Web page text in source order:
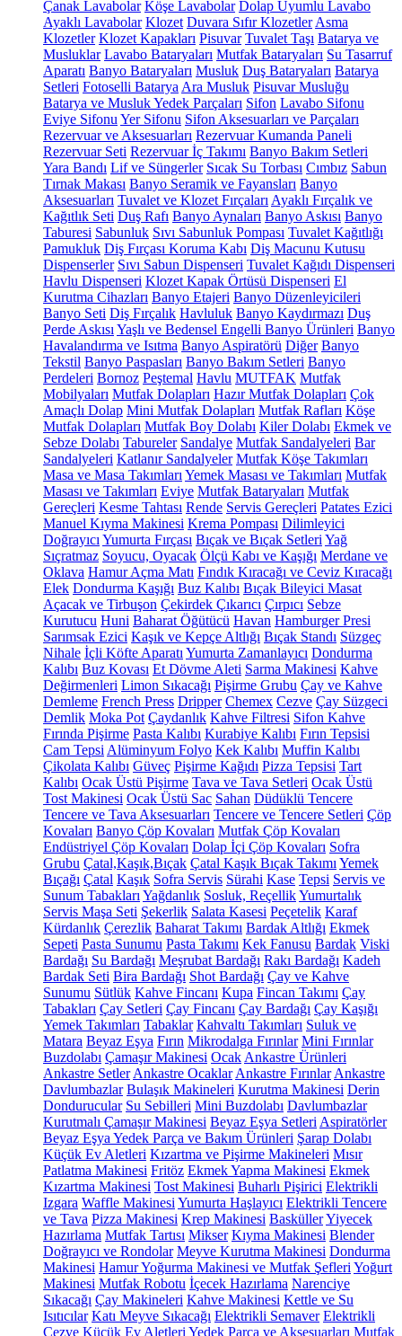
Çanak Lavabolar Köşe Lavabolar Dolap Uyumlu Lavabo
Ayaklı Lavabolar Klozet Duvara Sıfır Klozetler Asma
Klozetler Klozet Kapakları Pisuvar Tuvalet Taşı Batarya ve
Musluklar Lavabo Bataryaları Mutfak Bataryaları Su Tasarruf
Aparatı Banyo Bataryaları Musluk Duş Bataryaları Batarya
Setleri Fotoselli Batarya Ara Musluk Pisuvar Musluğu
Batarya ve Musluk Yedek Parçaları Sifon Lavabo Sifonu
Eviye Sifonu Yer Sifonu Sifon Aksesuarları ve Parçaları
Rezervuar ve Aksesuarları Rezervuar Kumanda Paneli
Rezervuar Seti Rezervuar İç Takımı Banyo Bakım Setleri
Yara Bandı Lif ve Süngerler Sıcak Su Torbası Cımbız Sabun
Tırnak Makası Banyo Seramik ve Fayansları Banyo
Aksesuarları Tuvalet ve Klozet Fırçaları Ayaklı Fırçalık ve
Kağıtlık Seti Duş Rafı Banyo Aynaları Banyo Askısı Banyo
Taburesi Sabunluk Sıvı Sabunluk Pompası Tuvalet Kağıtlığı
Pamukluk Diş Fırçası Koruma Kabı Diş Macunu Kutusu
Dispenserler Sıvı Sabun Dispenseri Tuvalet Kağıdı Dispenseri
Havlu Dispenseri Klozet Kapak Örtüsü Dispenseri El
Kurutma Cihazları Banyo Etajeri Banyo Düzenleyicileri
Banyo Seti Diş Fırçalık Havluluk Banyo Kaydırmazı Duş
Perde Askısı Yaşlı ve Bedensel Engelli Banyo Ürünleri Banyo
Havalandırma ve Isıtma Banyo Aspiratörü Diğer Banyo
Tekstil Banyo Paspasları Banyo Bakım Setleri Banyo
Perdeleri Bornoz Peştemal Havlu MUTFAK Mutfak
Mobilyaları Mutfak Dolapları Hazır Mutfak Dolapları Çok
Amaçlı Dolap Mini Mutfak Dolapları Mutfak Rafları Köşe
Mutfak Dolapları Mutfak Boy Dolabı Kiler Dolabı Ekmek ve
Sebze Dolabı Tabureler Sandalye Mutfak Sandalyeleri Bar
Sandalyeleri Katlanır Sandalyeler Mutfak Köşe Takımları
Masa ve Masa Takımları Yemek Masası ve Takımları Mutfak
Masası ve Takımları Eviye Mutfak Bataryaları Mutfak
Gereçleri Kesme Tahtası Rende Servis Gereçleri Patates Ezici
Manuel Kıyma Makinesi Krema Pompası Dilimleyici
Doğrayıcı Yumurta Fırçası Bıçak ve Bıçak Setleri Yağ
Sıçratmaz Soyucu, Oyacak Ölçü Kabı ve Kaşığı Merdane ve
Oklava Hamur Açma Matı Fındık Kıracağı ve Ceviz Kıracağı
Elek Dondurma Kaşığı Buz Kalıbı Bıçak Bileyici Masat
Açacak ve Tirbuşon Çekirdek Çıkarıcı Çırpıcı Sebze
Kurutucu Huni Baharat Öğütücü Havan Hamburger Presi
Sarımsak Ezici Kaşık ve Kepçe Altlığı Bıçak Standı Süzgeç
Nihale İçli Köfte Aparatı Yumurta Zamanlayıcı Dondurma
Kalıbı Buz Kovası Et Dövme Aleti Sarma Makinesi Kahve
Değirmenleri Limon Sıkacağı Pişirme Grubu Çay ve Kahve
Demleme French Press Dripper Chemex Cezve Çay Süzgeci
Demlik Moka Pot Çaydanlık Kahve Filtresi Sifon Kahve
Fırında Pişirme Pasta Kalıbı Kurabiye Kalıbı Fırın Tepsisi
Cam Tepsi Alüminyum Folyo Kek Kalıbı Muffin Kalıbı
Çikolata Kalıbı Güveç Pişirme Kağıdı Pizza Tepsisi Tart
Kalıbı Ocak Üstü Pişirme Tava ve Tava Setleri Ocak Üstü
Tost Makinesi Ocak Üstü Sac Sahan Düdüklü Tencere
Tencere ve Tava Aksesuarları Tencere ve Tencere Setleri Çöp
Kovaları Banyo Çöp Kovaları Mutfak Çöp Kovaları
Endüstriyel Çöp Kovaları Dolap İçi Çöp Kovaları Sofra
Grubu Çatal,Kaşık,Bıçak Çatal Kaşık Bıçak Takımı Yemek
Bıçağı Çatal Kaşık Sofra Servis Sürahi Kase Tepsi Servis ve
Sunum Tabakları Yağdanlık Sosluk, ReçellikYumurtalık
Servis Maşa Seti Şekerlik Salata Kasesi Peçetelik Karaf
Kürdanlık Çerezlik Baharat Takımı Bardak Altlığı Ekmek
Sepeti Pasta Sunumu Pasta Takımı Kek Fanusu Bardak Viski
Bardağı Su Bardağı Meşrubat Bardağı Rakı Bardağı Kadeh
Bardak Seti Bira Bardağı Shot Bardağı Çay ve Kahve
Sunumu Sütlük Kahve Fincanı Kupa Fincan Takımı Çay
Tabakları Çay Setleri Çay Fincanı Çay Bardağı Çay Kaşığı
Yemek Takımları Tabaklar Kahvaltı Takımları Suluk ve
Matara Beyaz Eşya Fırın Mikrodalga Fırınlar Mini Fırınlar
Buzdolabı Çamaşır Makinesi Ocak Ankastre Ürünleri
Ankastre Setler Ankastre Ocaklar Ankastre Fırınlar Ankastre
Davlumbazlar Bulaşık Makineleri Kurutma Makinesi Derin
Dondurucular Su Sebilleri Mini Buzdolabı Davlumbazlar
Kurutmalı Çamaşır Makinesi Beyaz Eşya Setleri Aspiratörler
Beyaz Eşya Yedek Parça ve Bakım Ürünleri Şarap Dolabı
Küçük Ev Aletleri Kızartma ve Pişirme Makineleri Mısır
Patlatma Makinesi Fritöz Ekmek Yapma Makinesi Ekmek
Kızartma Makinesi Tost Makinesi Buharlı Pişirici Elektrikli
Izgara Waffle Makinesi Yumurta Haşlayıcı Elektrikli Tencere
ve Tava Pizza Makinesi Krep Makinesi BasküllerYiyecek
Hazırlama Mutfak Tartısı Mikser Kıyma Makinesi Blender
Doğrayıcı ve Rondolar Meyve Kurutma Makinesi Dondurma
Makinesi Hamur Yoğurma Makinesi ve Mutfak Şefleri Yoğurt
Makinesi Mutfak Robotu İçecek Hazırlama Narenciye
Sıkacağı Çay Makineleri Kahve Makinesi Kettle ve Su
Isıtıcılar Katı Meyve Sıkacağı Elektrikli Semaver Elektrikli
Cezve Küçük Ev Aletleri Yedek Parça ve Aksesuarları Mutfak